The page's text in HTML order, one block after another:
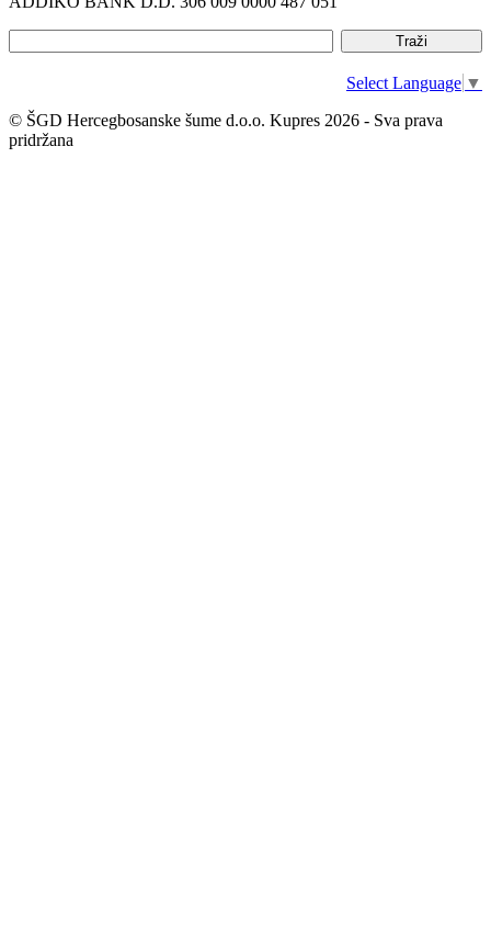
Select Language ▼
© ŠGD Hercegbosanske šume d.o.o. Kupres 2026 - Sva prava
pridržana